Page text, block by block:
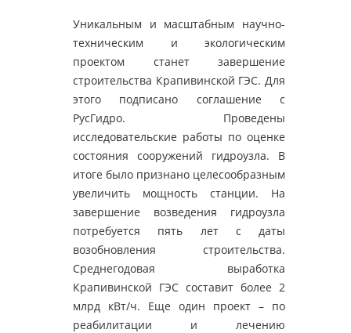
Уникальным и масштабным научно-
техническим и экологическим
проектом станет завершение
строительства Крапивинской ГЭС. Для
этого подписано соглашение с
РусГидро. Проведены
исследовательские работы по оценке
состояния сооружений гидроузла. В
итоге было признано целесообразным
увеличить мощность станции. На
завершение возведения гидроузла
потребуется пять лет с даты
возобновления строительства.
Среднегодовая выработка
Крапивинской ГЭС составит более 2
млрд кВт/ч. Еще один проект – по
реабилитации и лечению